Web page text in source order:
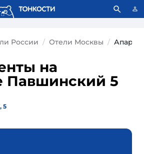
сookie-файлы. Что это значит?
России Отели Москвы Апарт-
на
Павшинский 5
5